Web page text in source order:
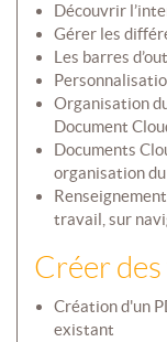
Découvrir
Gérer les
Les barres
Organisation
Document
Documents
organisation
travail, sur
Créer
Création d'un
existant